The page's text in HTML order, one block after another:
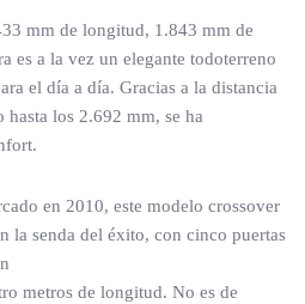
mm de longitud, 1.843 mm de
es a la vez un elegante todoterreno
el día a día. Gracias a la distancia
hasta los 2.692 mm, se ha
en 2010, este modelo crossover
la senda del éxito, con cinco puertas
metros de longitud. No es de